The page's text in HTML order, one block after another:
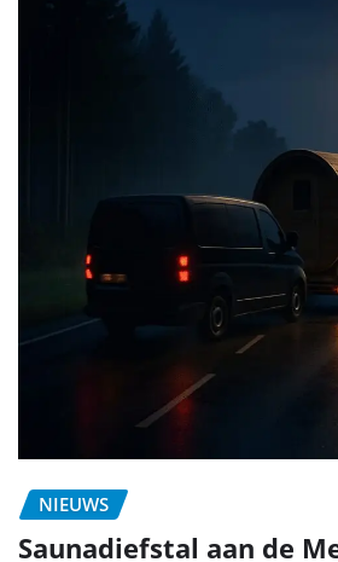
NIEUWS
Saunadiefstal aan de